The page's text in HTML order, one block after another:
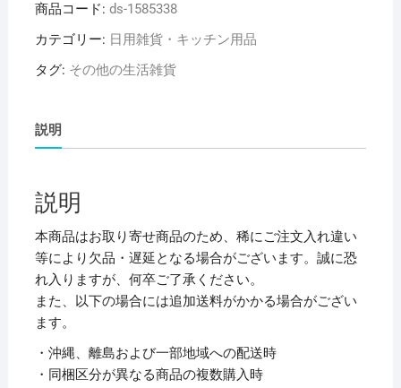
オ
ン
ふ
の
ル
ス
プ
レ
ー
詰
替
用
350ml
1
商品コード: ds-1585338
カテゴリー: 日用雑貨・キッチン用品
タグ: その他の生活雑貨
説明
説明
本商品はお取り寄せ商品のため、稀にご注文入れ違い
等により欠品・遅延となる場合がございます。誠に恐
れ入りますが、何卒ご了承ください。
また、以下の場合には追加送料がかかる場合がござい
ます。
・沖縄、離島および一部地域への配送時
・同梱区分が異なる商品の複数購入時